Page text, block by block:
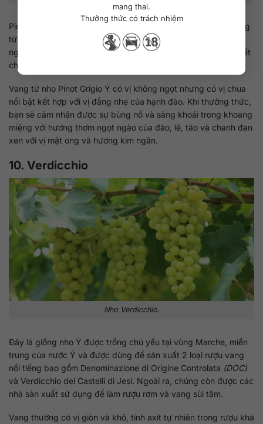
mang thai.
Thưởng thức có trách nhiệm
Pinot Grigio là loại nho được dùng để sản xuất rượu vang trắng
từ họ Pinot với Pinot Noir và Pinot Blanc. Giống nho này bắt
người từ vùng Burgundy nước Pháp và hiện nay được sản xuất
chủ yếu ở miền bắc của nước Ý cũng như vùng Alsace, Pháp.
Vang từ nho Pinot Grigio Ý có vị không ngọt nhưng có vị chua
nổi bật kết hợp với vị đắng nhẹ của hạnh đào. Khi thưởng thức,
bạn sẽ cảm nhận được sự bùng nổ và sảng khoái trong khoang
miệng với hương thơm ngọt ngào của đào, lê, táo và chanh đan
xen với vị mật ong và hương kim ngân.
10. Verdicchio
Nho Verdicchio.
Đây là giống nho Ý được trồng chủ yếu tại vùng Marche, miền
trung của nước Ý và được dùng để sản xuất 2 loại rượu vang
nổi tiếng bao gồm Denominazione di Origine Controlata (DOC)
và Verdicchio dei Castelli di Jesi. Ngoài ra, chúng còn được các
nhà sản xuất sử dụng để làm rượu rơm và vang sủi tăm.
Vang thường có vị giòn và khô, tính axit tự nhiên trong rượu khá